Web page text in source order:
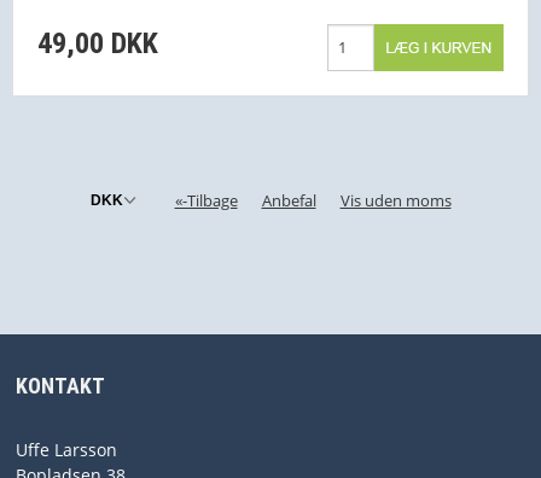
49,00 DKK
«-Tilbage Anbefal Vis uden moms
KONTAKT
Uffe Larsson